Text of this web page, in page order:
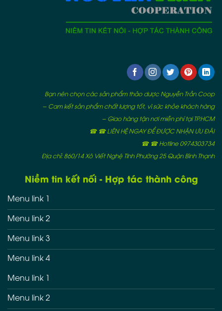
Bạn nên chọn các sản phẩm thảo dược Nguyễn Trần Coop
– Cam kết sản phẩm chất lượng tốt, vì sức khỏe khách hàng
– Giao hàng tận nơi miễn phí tại TP.HCM
☎ ☎ LIÊN HỆ NGAY ĐỂ ĐƯỢC NHẬN ƯU ĐÃI
☎ ☎ Hotline 0974303734
Địa chỉ: 860/14 Xô Viết Nghệ Tĩnh Phường 25 Quận Bình Thạnh
Niềm tin kết nối - Hợp tác thành công
Menu link 1
Menu link 2
Menu link 3
Menu link 4
Menu link 1
Menu link 2